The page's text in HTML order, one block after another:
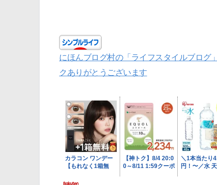
にほんブログ村の「ライフスタイルブログ
クありがとうございます